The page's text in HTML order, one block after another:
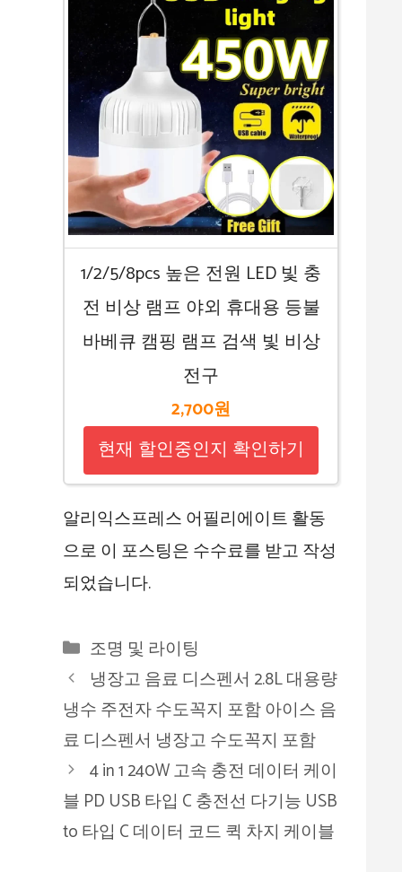
1/2/5/8pcs 높은 전원 LED 빛 충
전 비상 램프 야외 휴대용 등불
바베큐 캠핑 램프 검색 빛 비상
전구
2,700원
현재 할인중인지 확인하기
알리익스프레스 어필리에이트 활동
으로 이 포스팅은 수수료를 받고 작성
되었습니다.
카
테
고
리
조명 및 라이팅
냉장고 음료 디스펜서 2.8L 대용량
냉수 주전자 수도꼭지 포함 아이스 음
료 디스펜서 냉장고 수도꼭지 포함
4 in 1 240W 고속 충전 데이터 케이
블 PD USB 타입 C 충전선 다기능 USB
to 타입 C 데이터 코드 퀵 차지 케이블